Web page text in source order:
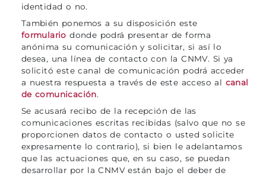
identidad o no.
También ponemos a su disposición este
formulario donde podrá presentar de forma
anónima su comunicación y solicitar, si así lo
desea, una línea de contacto con la CNMV. Si ya
solicitó este canal de comunicación podrá acceder
a nuestra respuesta a través de este acceso al canal
de comunicación.
Se acusará recibo de la recepción de las
comunicaciones escritas recibidas (salvo que no se
proporcionen datos de contacto o usted solicite
expresamente lo contrario), si bien le adelantamos
que las actuaciones que, en su caso, se puedan
desarrollar por la CNMV están bajo el deber de